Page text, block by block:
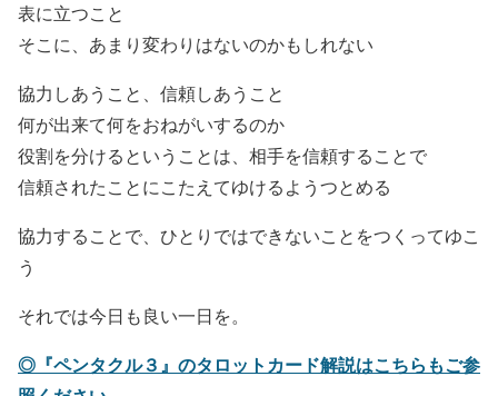
表に立つこと
そこに、あまり変わりはないのかもしれない
協力しあうこと、信頼しあうこと
何が出来て何をおねがいするのか
役割を分けるということは、相手を信頼することで
信頼されたことにこたえてゆけるようつとめる
協力することで、ひとりではできないことをつくってゆこ
う
それでは今日も良い一日を。
◎『ペンタクル３』のタロットカード解説はこちらもご参